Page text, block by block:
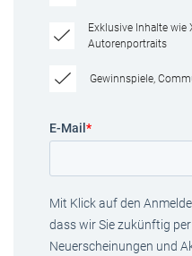
Exklusive Inhalte wie
Autorenportraits
Gewinnspiele,
E-Mail *
Mit Klick auf den
dass wir Sie zukünftig
Neuerscheinungen und